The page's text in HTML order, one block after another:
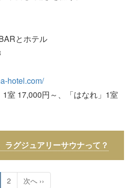
とホテル
hotel.com/
室 17,000円～、「はなれ」1室
ラグジュアリーサウナって？
2 次へ ››